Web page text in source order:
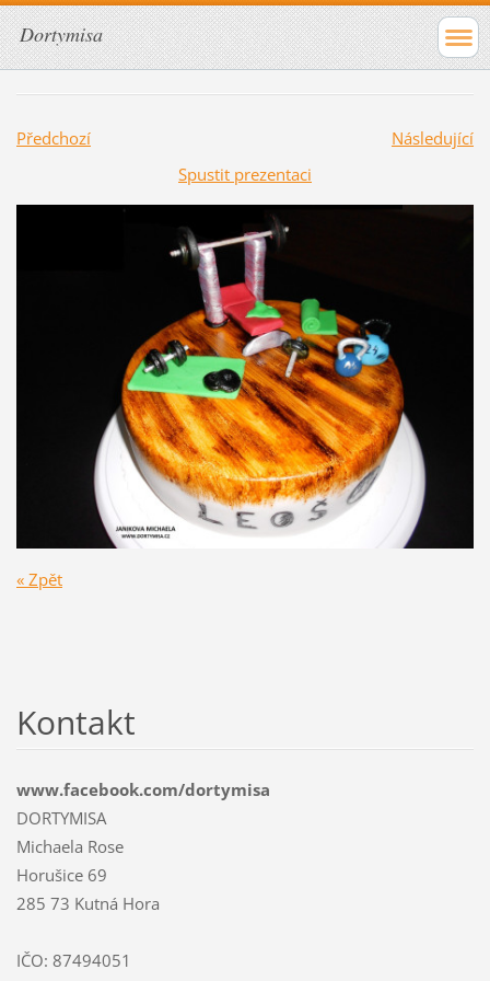
Dortymisa
Předchozí
Následující
Spustit prezentaci
« Zpět
Kontakt
www.facebook.com/dortymisa
DORTYMISA
Michaela Rose
Horušice 69
285 73 Kutná Hora
IČO: 87494051